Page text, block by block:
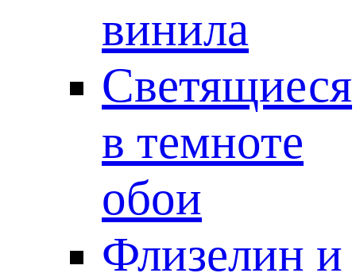
винила
Светящиеся
в темноте
обои
Флизелин и